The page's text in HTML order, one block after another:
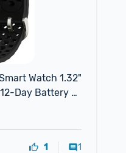
Watch 1.32"
Day Battery
1 1